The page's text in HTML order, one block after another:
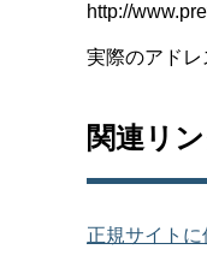
http://
実際のアドレ
関連リ
正規サイト